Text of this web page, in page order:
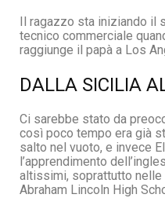
Il ragazzo sta iniziando il
tecnico commerciale
raggiunge il papà a Los
DALLA SICILIA
Ci sarebbe stato da
così poco tempo era già
salto nel vuoto, e invece
l’apprendimento
altissimi, soprattutto
Abraham Lincoln High